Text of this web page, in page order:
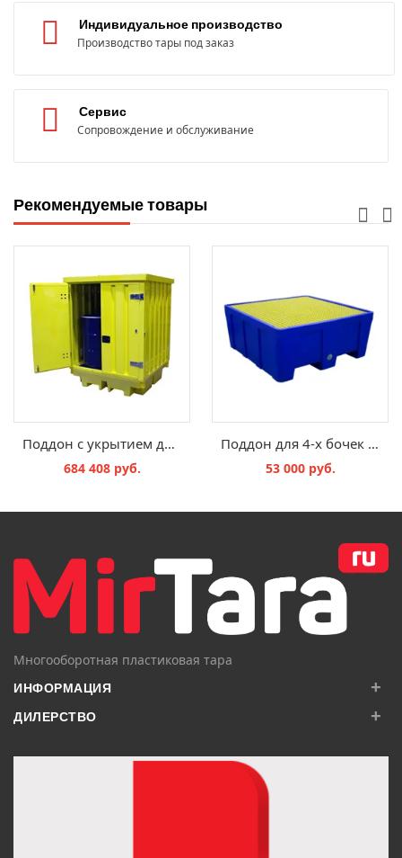
Индивидуальное производство
Производство тары под заказ
Сервис
Сопровождение и обслуживание
Рекомендуемые товары
Поддон с укрытием для бочек BP4HCS
684 408 руб.
Поддон для 4-х бочек 1300х1300х575
53 000 руб.
Многооборотная пластиковая тара
ИНФОРМАЦИЯ +
ДИЛЕРСТВО +